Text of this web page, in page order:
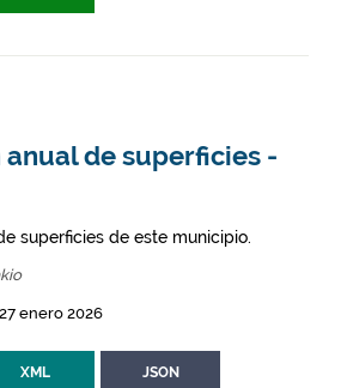
de superficies -
superficies de este municipio.
enero 2026
XML JSON